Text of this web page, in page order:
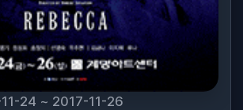
11-24 ~ 2017-11-26